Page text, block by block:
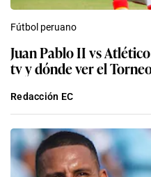
Fútbol peruano
Juan Pablo II vs
tv y dónde ver el
Redacción EC